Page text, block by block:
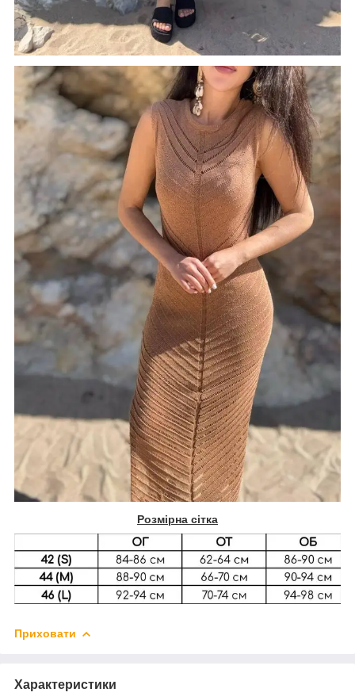
Розмірна сітка
Приховати
Характеристики